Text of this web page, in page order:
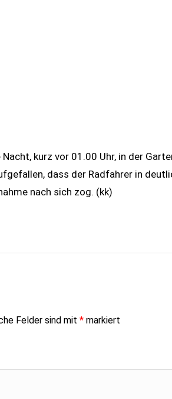
kurz vor 01.00 Uhr, in der
dass der Radfahrer in
nach sich zog. (kk)
Felder sind mit * markiert